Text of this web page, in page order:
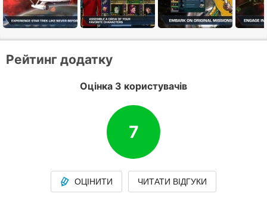
Рейтинг додатку
Оцінка 3 користувачів
7
ОЦІНИТИ ЧИТАТИ ВІДГУКИ